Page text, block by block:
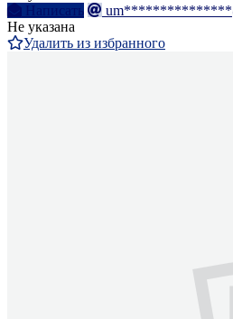
Написать
Не указана
Удалить из избранного